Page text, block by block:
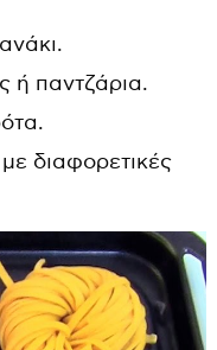
ή παντζάρια.
διαφορετικές